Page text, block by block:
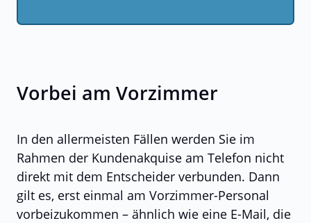
Vorbei am Vorzimmer
In den allermeisten Fällen werden Sie im
Rahmen der Kundenakquise am Telefon nicht
direkt mit dem Entscheider verbunden. Dann
gilt es, erst einmal am Vorzimmer-Personal
vorbeizukommen – ähnlich wie eine E-Mail, die